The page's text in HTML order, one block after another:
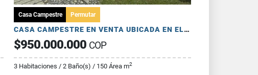
Casa Campestre Permutar
CASA CAMPESTRE EN VENTA UBICADA EN EL CAIMO
$950.000.000 COP
3 Habitaciones / 2 Baño(s) / 150 Área m2